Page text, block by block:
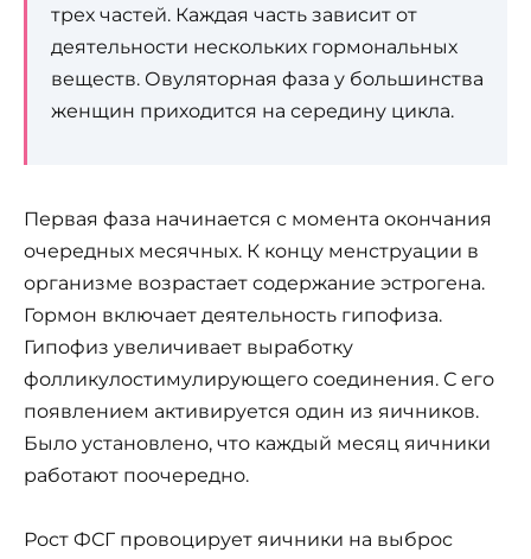
трех частей. Каждая часть зависит от
деятельности нескольких гормональных
веществ. Овуляторная фаза у большинства
женщин приходится на середину цикла.
Первая фаза начинается с момента окончания
очередных месячных. К концу менструации в
организме возрастает содержание эстрогена.
Гормон включает деятельность гипофиза.
Гипофиз увеличивает выработку
фолликулостимулирующего соединения. С его
появлением активируется один из яичников.
Было установлено, что каждый месяц яичники
работают поочередно.
Рост ФСГ провоцирует яичники на выброс